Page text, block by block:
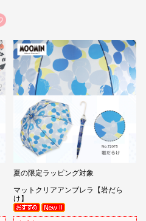
夏の限定ラッピング対象
マットクリアアンブレラ【岩だら
け】